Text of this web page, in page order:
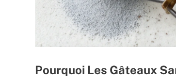
Pourquoi Les Gâteaux